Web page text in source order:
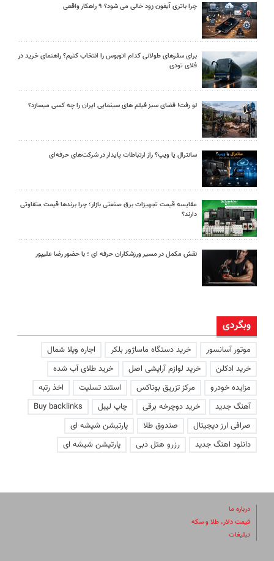
چرا باتری آیفون زود خالی می شود؟ ۹ راهکار واقعی
برای سفرهای طولانی کدام اتوبوس را انتخاب کنیم؟ راهنمای خرید در
فلای تودی
لو رفت! فضای سبز فیلم های سینمایی ایران را چه کسی میسازد؟
سانترال یا ویپ؟ راز ارتباطات پایدار در شرکت‌های حرفه‌ای
مقایسه قیمت تجهیزات برق صنعتی بازار؛ چرا برندها قیمت متفاوتی
دارند؟
نقش مکمل در مسیر ورزشکاران حرفه ای ؛ با حضور رضا علیپور
وبگردی
موتور آسانسور خرید دستگاه ماساژور بلکر
اجاره ویلا شمال
خرید ادکلن
خرید لوازم آرایشی اصل
خرید طلای آب شده
مزایده خودرو
مرکز تزریق بوتاکس استند تسلیت
اخذ رتبه
آهنگ جدید
خرید دوچرخه برقی چاپ لیبل
Buy backlinks
صرافی ارز دیجیتال
صندوق طلا
پارتیشن شیشه ای
دانلود اهنگ جدید
رزرو هتل دبی پارتیشن شیشه ای
درباره ما
قیمت دلار، طلا و سکه
تبلیغات